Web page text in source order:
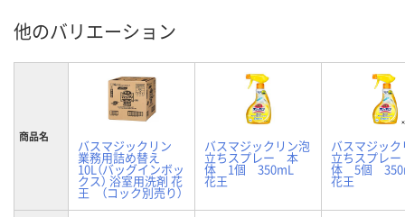
他のバリエーション
商品名
バスマジックリン
業務用詰め替え
10L（バッグインボッ
クス） 浴室用洗剤 花
王 （コック別売り）
バスマジックリン泡
立ちスプレー 本
体 1個 350mL
花王
バスマジッ
立ちスプレ
体 5個
花王